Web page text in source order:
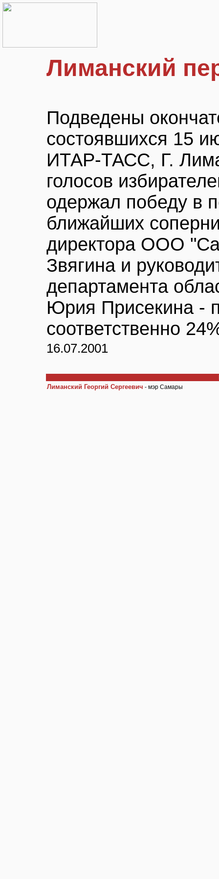
Лиманский
Подведены
состоявшихся 15
ИТАР-ТАСС, Г.
голосов
одержал победу в
ближайших
директора ООО
Звягина и
департамента
Юрия Присекина -
соответственно
16.07.2001
Лиманский Георгий Сергеевич - мэр Самары